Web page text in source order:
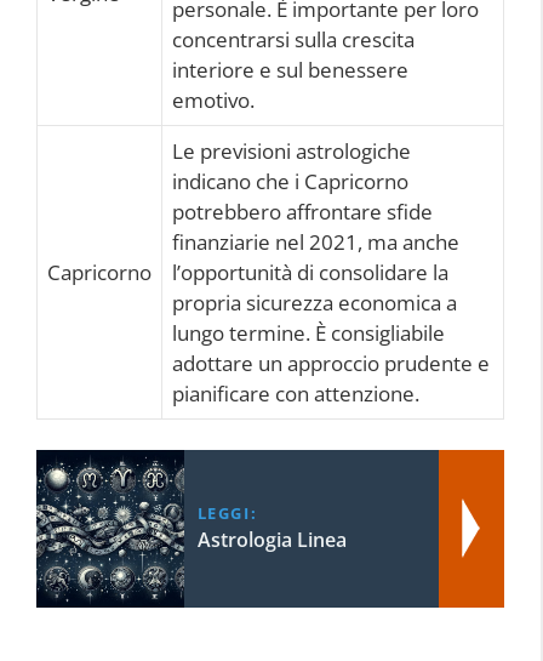
personale. È importante per loro
concentrarsi sulla crescita
interiore e sul benessere
emotivo.
Capricorno
Le previsioni astrologiche
indicano che i Capricorno
potrebbero affrontare sfide
finanziarie nel 2021, ma anche
l’opportunità di consolidare la
propria sicurezza economica a
lungo termine. È consigliabile
adottare un approccio prudente e
pianificare con attenzione.
LEGGI:
Astrologia Linea